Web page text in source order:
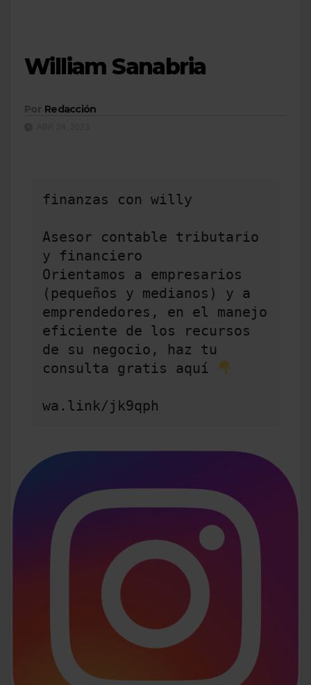
William Sanabria
Por Redacción
finanzas con willy
Asesor contable tributario
y financiero
Orientamos a empresarios
(pequeños y medianos) y a
emprendedores, en el manejo
eficiente de los recursos
de su negocio, haz tu
consulta gratis aquí